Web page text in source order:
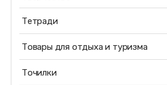
Тетради
Товары для отдыха и туризма
Точилки